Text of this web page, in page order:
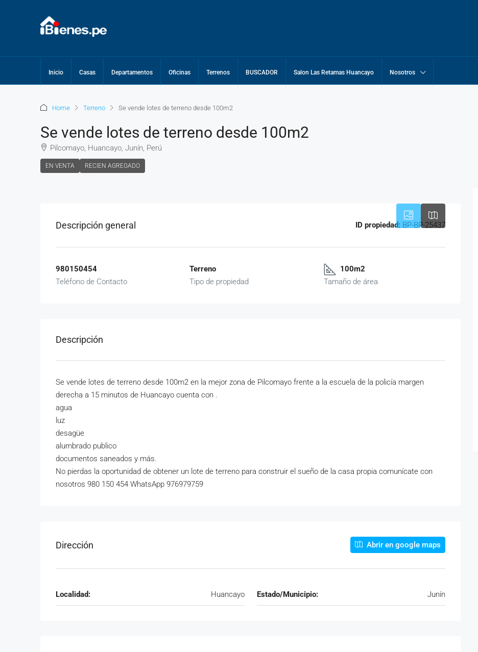
Inicio Casas Departamentos Oficinas Terrenos BUSCADOR Salon Las Retamas Huancayo Nosotros
Home Terreno Se vende lotes de terreno desde 100m2
Se vende lotes de terreno desde 100m2
Pilcomayo, Huancayo, Junín, Perú
EN VENTA RECIEN AGREGADO
Descripción general ID propiedad: BP-BP-25437
980150454
Teléfono de Contacto
Terreno
Tipo de propiedad
100m2
Tamaño de área
Descripción
Se vende lotes de terreno desde 100m2 en la mejor zona de Pilcomayo frente a la escuela de la policía margen
derecha a 15 minutos de Huancayo cuenta con .
agua
luz
desagüe
alumbrado publico
documentos saneados y más.
No pierdas la oportunidad de obtener un lote de terreno para construir el sueño de la casa propia comunícate con
nosotros 980 150 454 WhatsApp 976979759
Dirección Abrir en google maps
Localidad: Huancayo Estado/Municipio: Junín